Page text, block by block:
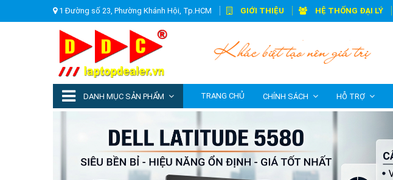
1 Đường số 23, Phường Khánh Hội, Tp.HCM GIỚI THIỆU HỆ THỐNG ĐẠI LÝ
DANH MỤC SẢN PHẨM TRANG CHỦ CHÍNH SÁCH HỖ TRỢ